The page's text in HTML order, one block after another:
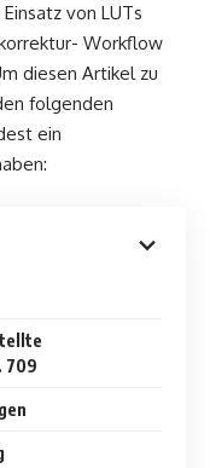
von LUTs
Workflow
diesen Artikel zu
folgenden
ein
709